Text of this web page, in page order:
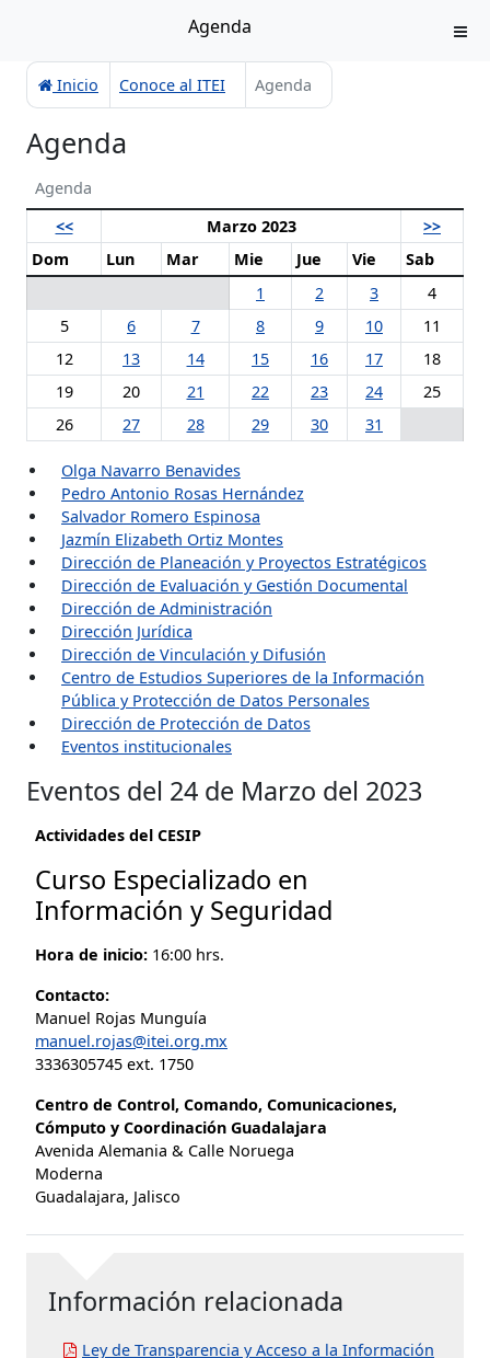
Agenda
Inicio Conoce al ITEI Agenda
Agenda
Agenda
<<
Marzo 2023
>>
Dom
Lun Mar Mie Jue Vie
Sab
1
2 3
4
5
6 7 8 9 10
11
12
13 14 15 16 17
18
19
20 21 22 23 24
25
26
27 28 29 30 31
Olga Navarro Benavides
Pedro Antonio Rosas Hernández
Salvador Romero Espinosa
Jazmín Elizabeth Ortiz Montes
Dirección de Planeación y Proyectos Estratégicos
Dirección de Evaluación y Gestión Documental
Dirección de Administración
Dirección Jurídica
Dirección de Vinculación y Difusión
Centro de Estudios Superiores de la Información
Pública y Protección de Datos Personales
Dirección de Protección de Datos
Eventos institucionales
Eventos del 24 de Marzo del 2023
Actividades del CESIP
Curso Especializado en
Información y Seguridad
Hora de inicio: 16:00 hrs.
Contacto:
Manuel Rojas Munguía
manuel.rojas@itei.org.mx
3336305745 ext. 1750
Centro de Control, Comando, Comunicaciones,
Cómputo y Coordinación Guadalajara
Avenida Alemania & Calle Noruega
Moderna
Guadalajara, Jalisco
Información relacionada
Ley de Transparencia y Acceso a la Información